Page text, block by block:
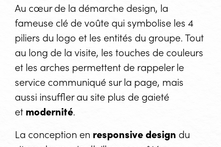
Au cœur de la démarche design, la
fameuse clé de voûte qui symbolise les 4
piliers du logo et les entités du groupe. Tout
au long de la visite, les touches de couleurs
et les arches permettent de rappeler le
service communiqué sur la page, mais
aussi insuffler au site plus de gaieté
et modernité.
La conception en responsive design du